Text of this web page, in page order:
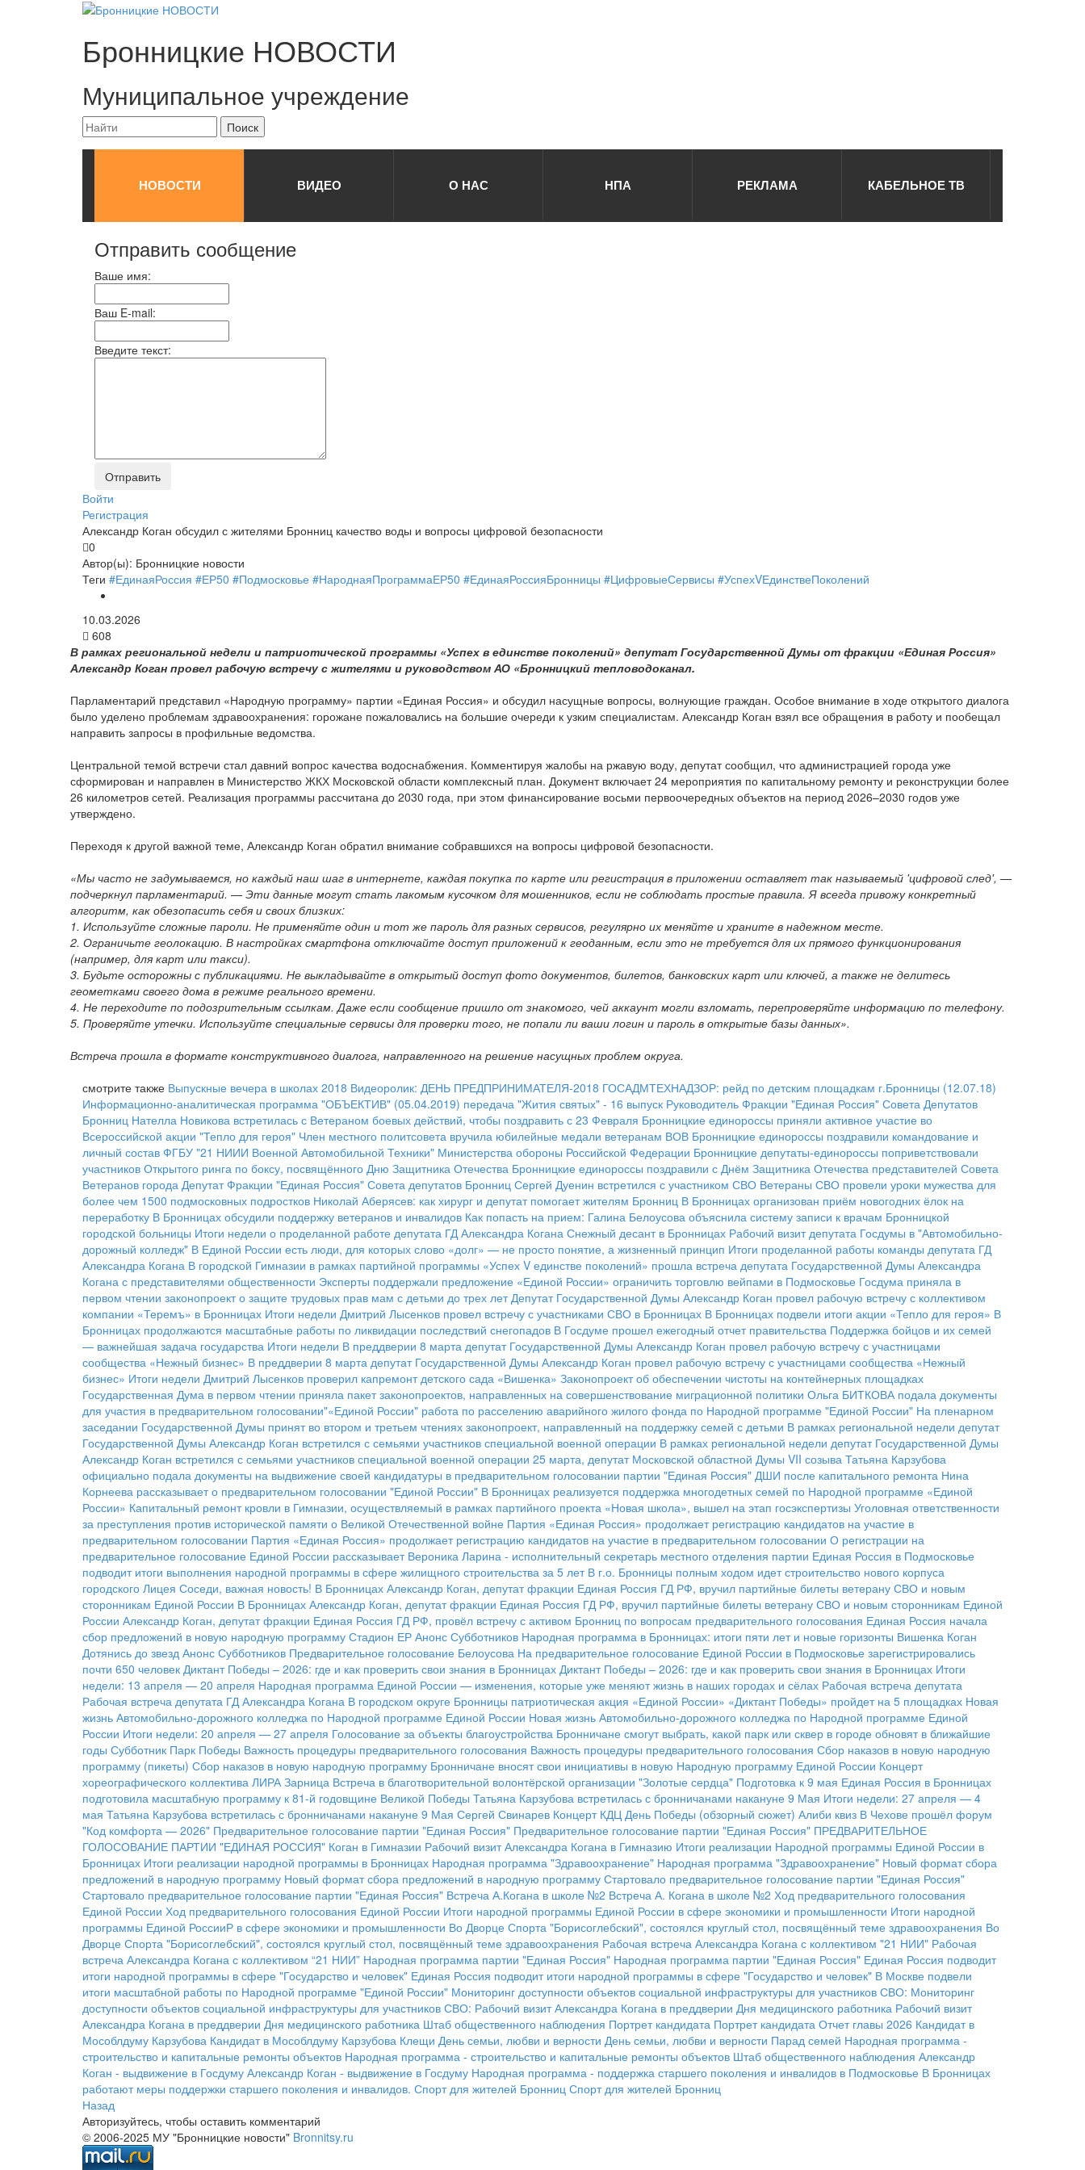
Бронницкие НОВОСТИ
Муниципальное учреждение
НОВОСТИ ВИДЕО О НАС НПА РЕКЛАМА КАБЕЛЬНОЕ ТВ
Отправить сообщение
Ваше имя:
Ваш E-mail:
Введите текст:
Войти
Регистрация
Александр Коган обсудил с жителями Бронниц качество воды и вопросы цифровой безопасности
0
Автор(ы): Бронницкие новости
Теги #ЕдинаяРоссия #ЕР50 #Подмосковье #НароднаяПрограммаЕР50 #ЕдинаяРоссияБронницы #ЦифровыеСервисы #УспехVЕдинствеПоколений
10.03.2026
608
В рамках региональной недели и патриотической программы «Успех в единстве поколений» депутат Государственной Думы от фракции «Единая Россия»
Александр Коган провел рабочую встречу с жителями и руководством АО «Бронницкий тепловодоканал.
Парламентарий представил «Народную программу» партии «Единая Россия» и обсудил насущные вопросы, волнующие граждан. Особое внимание в ходе открытого диалога
было уделено проблемам здравоохранения: горожане пожаловались на большие очереди к узким специалистам. Александр Коган взял все обращения в работу и пообещал
направить запросы в профильные ведомства.
Центральной темой встречи стал давний вопрос качества водоснабжения. Комментируя жалобы на ржавую воду, депутат сообщил, что администрацией города уже
сформирован и направлен в Министерство ЖКХ Московской области комплексный план. Документ включает 24 мероприятия по капитальному ремонту и реконструкции более
26 километров сетей. Реализация программы рассчитана до 2030 года, при этом финансирование восьми первоочередных объектов на период 2026–2030 годов уже
утверждено.
Переходя к другой важной теме, Александр Коган обратил внимание собравшихся на вопросы цифровой безопасности.
«Мы часто не задумываемся, но каждый наш шаг в интернете, каждая покупка по карте или регистрация в приложении оставляет так называемый 'цифровой след', —
подчеркнул парламентарий. — Эти данные могут стать лакомым кусочком для мошенников, если не соблюдать простые правила. Я всегда привожу конкретный
алгоритм, как обезопасить себя и своих близких:
1. Используйте сложные пароли. Не применяйте один и тот же пароль для разных сервисов, регулярно их меняйте и храните в надежном месте.
2. Ограничьте геолокацию. В настройках смартфона отключайте доступ приложений к геоданным, если это не требуется для их прямого функционирования
(например, для карт или такси).
3. Будьте осторожны с публикациями. Не выкладывайте в открытый доступ фото документов, билетов, банковских карт или ключей, а также не делитесь
геометками своего дома в режиме реального времени.
4. Не переходите по подозрительным ссылкам. Даже если сообщение пришло от знакомого, чей аккаунт могли взломать, перепроверяйте информацию по телефону.
5. Проверяйте утечки. Используйте специальные сервисы для проверки того, не попали ли ваши логин и пароль в открытые базы данных».
Встреча прошла в формате конструктивного диалога, направленного на решение насущных проблем округа.
смотрите также Выпускные вечера в школах 2018 Видеоролик: ДЕНЬ ПРЕДПРИНИМАТЕЛЯ-2018 ГОСАДМТЕХНАДЗОР: рейд по детским площадкам г.Бронницы (12.07.18)
Информационно-аналитическая программа "ОБЪЕКТИВ" (05.04.2019) передача "Жития святых" - 16 выпуск Руководитель Фракции "Единая Россия" Совета Депутатов
Бронниц Нателла Новикова встретилась с Ветераном боевых действий, чтобы поздравить с 23 Февраля Бронницкие единороссы приняли активное участие во
Всероссийской акции "Тепло для героя" Член местного политсовета вручила юбилейные медали ветеранам ВОВ Бронницкие единороссы поздравили командование и
личный состав ФГБУ "21 НИИИ Военной Автомобильной Техники" Министерства обороны Российской Федерации Бронницкие депутаты-единороссы поприветствовали
участников Открытого ринга по боксу, посвящённого Дню Защитника Отечества Бронницкие единороссы поздравили с Днём Защитника Отечества представителей Совета
Ветеранов города Депутат Фракции "Единая Россия" Совета депутатов Бронниц Сергей Дуенин встретился с участником СВО Ветераны СВО провели уроки мужества для
более чем 1500 подмосковных подростков Николай Аберясев: как хирург и депутат помогает жителям Бронниц В Бронницах организован приём новогодних ёлок на
переработку В Бронницах обсудили поддержку ветеранов и инвалидов Как попасть на прием: Галина Белоусова объяснила систему записи к врачам Бронницкой
городской больницы Итоги недели о проделанной работе депутата ГД Александра Когана Снежный десант в Бронницах Рабочий визит депутата Госдумы в "Автомобильно-
дорожный колледж" В Единой России есть люди, для которых слово «долг» — не просто понятие, а жизненный принцип Итоги проделанной работы команды депутата ГД
Александра Когана В городской Гимназии в рамках партийной программы «Успех V единстве поколений» прошла встреча депутата Государственной Думы Александра
Когана с представителями общественности Эксперты поддержали предложение «Единой России» ограничить торговлю вейпами в Подмосковье Госдума приняла в
первом чтении законопроект о защите трудовых прав мам с детьми до трех лет Депутат Государственной Думы Александр Коган провел рабочую встречу с коллективом
компании «Теремъ» в Бронницах Итоги недели Дмитрий Лысенков провел встречу с участниками СВО в Бронницах В Бронницах подвели итоги акции «Тепло для героя» В
Бронницах продолжаются масштабные работы по ликвидации последствий снегопадов В Госдуме прошел ежегодный отчет правительства Поддержка бойцов и их семей
— важнейшая задача государства Итоги недели В преддверии 8 марта депутат Государственной Думы Александр Коган провел рабочую встречу с участницами
сообщества «Нежный бизнес» В преддверии 8 марта депутат Государственной Думы Александр Коган провел рабочую встречу с участницами сообщества «Нежный
бизнес» Итоги недели Дмитрий Лысенков проверил капремонт детского сада «Вишенка» Законопроект об обеспечении чистоты на контейнерных площадках
Государственная Дума в первом чтении приняла пакет законопроектов, направленных на совершенствование миграционной политики Ольга БИТКОВА подала документы
для участия в предварительном голосовании"«Единой России" работа по расселению аварийного жилого фонда по Народной программе "Единой России" На пленарном
заседании Государственной Думы принят во втором и третьем чтениях законопроект, направленный на поддержку семей с детьми В рамках региональной недели депутат
Государственной Думы Александр Коган встретился с семьями участников специальной военной операции В рамках региональной недели депутат Государственной Думы
Александр Коган встретился с семьями участников специальной военной операции 25 марта, депутат Московской областной Думы VII созыва Татьяна Карзубова
официально подала документы на выдвижение своей кандидатуры в предварительном голосовании партии "Единая Россия" ДШИ после капитального ремонта Нина
Корнеева рассказывает о предварительном голосовании "Единой России" В Бронницах реализуется поддержка многодетных семей по Народной программе «Единой
России» Капитальный ремонт кровли в Гимназии, осуществляемый в рамках партийного проекта «Новая школа», вышел на этап госэкспертизы Уголовная ответственности
за преступления против исторической памяти о Великой Отечественной войне Партия «Единая Россия» продолжает регистрацию кандидатов на участие в
предварительном голосовании Партия «Единая Россия» продолжает регистрацию кандидатов на участие в предварительном голосовании О регистрации на
предварительное голосование Единой России рассказывает Вероника Ларина - исполнительный секретарь местного отделения партии Единая Россия в Подмосковье
подводит итоги выполнения народной программы в сфере жилищного строительства за 5 лет В г.о. Бронницы полным ходом идет строительство нового корпуса
городского Лицея Соседи, важная новость! В Бронницах Александр Коган, депутат фракции Единая Россия ГД РФ, вручил партийные билеты ветерану СВО и новым
сторонникам Единой России В Бронницах Александр Коган, депутат фракции Единая Россия ГД РФ, вручил партийные билеты ветерану СВО и новым сторонникам Единой
России Александр Коган, депутат фракции Единая Россия ГД РФ, провёл встречу с активом Бронниц по вопросам предварительного голосования Единая Россия начала
сбор предложений в новую народную программу Стадион ЕР Анонс Субботников Народная программа в Бронницах: итоги пяти лет и новые горизонты Вишенка Коган
Дотянись до звезд Анонс Субботников Предварительное голосование Белоусова На предварительное голосование Единой России в Подмосковье зарегистрировались
почти 650 человек Диктант Победы – 2026: где и как проверить свои знания в Бронницах Диктант Победы – 2026: где и как проверить свои знания в Бронницах Итоги
недели: 13 апреля — 20 апреля Народная программа Единой России — изменения, которые уже меняют жизнь в наших городах и сёлах Рабочая встреча депутата
Рабочая встреча депутата ГД Александра Когана В городском округе Бронницы патриотическая акция «Единой России» «Диктант Победы» пройдет на 5 площадках Новая
жизнь Автомобильно-дорожного колледжа по Народной программе Единой России Новая жизнь Автомобильно-дорожного колледжа по Народной программе Единой
России Итоги недели: 20 апреля — 27 апреля Голосование за объекты благоустройства Бронничане смогут выбрать, какой парк или сквер в городе обновят в ближайшие
годы Субботник Парк Победы Важность процедуры предварительного голосования Важность процедуры предварительного голосования Сбор наказов в новую народную
программу (пикеты) Сбор наказов в новую народную программу Бронничане вносят свои инициативы в новую Народную программу Единой России Концерт
хореографического коллектива ЛИРА Зарница Встреча в благотворительной волонтёрской организации "Золотые сердца" Подготовка к 9 мая Единая Россия в Бронницах
подготовила масштабную программу к 81-й годовщине Великой Победы Татьяна Карзубова встретилась с бронничанами накануне 9 Мая Итоги недели: 27 апреля — 4
мая Татьяна Карзубова встретилась с бронничанами накануне 9 Мая Сергей Свинарев Концерт КДЦ День Победы (обзорный сюжет) Алиби квиз В Чехове прошёл форум
"Код комфорта — 2026" Предварительное голосование партии "Единая Россия" Предварительное голосование партии "Единая Россия" ПРЕДВАРИТЕЛЬНОЕ
ГОЛОСОВАНИЕ ПАРТИИ "ЕДИНАЯ РОССИЯ" Коган в Гимназии Рабочий визит Александра Когана в Гимназию Итоги реализации Народной программы Единой России в
Бронницах Итоги реализации народной программы в Бронницах Народная программа "Здравоохранение" Народная программа "Здравоохранение" Новый формат сбора
предложений в народную программу Новый формат сбора предложений в народную программу Стартовало предварительное голосование партии "Единая Россия"
Стартовало предварительное голосование партии "Единая Россия" Встреча А.Когана в школе №2 Встреча А. Когана в школе №2 Ход предварительного голосования
Единой России Ход предварительного голосования Единой России Итоги народной программы Единой России в сфере экономики и промышленности Итоги народной
программы Единой РоссииР в сфере экономики и промышленности Во Дворце Спорта "Борисоглебский", состоялся круглый стол, посвящённый теме здравоохранения Во
Дворце Спорта "Борисоглебский", состоялся круглый стол, посвящённый теме здравоохранения Рабочая встреча Александра Когана с коллективом "21 НИИ" Рабочая
встреча Александра Когана с коллективом “21 НИИ” Народная программа партии "Единая Россия" Народная программа партии "Единая Россия" Единая Россия подводит
итоги народной программы в сфере "Государство и человек" Единая Россия подводит итоги народной программы в сфере "Государство и человек" В Москве подвели
итоги масштабной работы по Народной программе "Единой России" Мониторинг доступности объектов социальной инфраструктуры для участников СВО: Мониторинг
доступности объектов социальной инфраструктуры для участников СВО: Рабочий визит Александра Когана в преддверии Дня медицинского работника Рабочий визит
Александра Когана в преддверии Дня медицинского работника Штаб общественного наблюдения Портрет кандидата Портрет кандидата Отчет главы 2026 Кандидат в
Мособлдуму Карзубова Кандидат в Мособлдуму Карзубова Клещи День семьи, любви и верности День семьи, любви и верности Парад семей Народная программа -
строительство и капитальные ремонты объектов Народная программа - строительство и капитальные ремонты объектов Штаб общественного наблюдения Александр
Коган - выдвижение в Госдуму Александр Коган - выдвижение в Госдуму Народная программа - поддержка старшего поколения и инвалидов в Подмосковье В Бронницах
работают меры поддержки старшего поколения и инвалидов. Спорт для жителей Бронниц Спорт для жителей Бронниц
Назад
Авторизуйтесь, чтобы оставить комментарий
© 2006-2025 МУ "Бронницкие новости" Bronnitsy.ru